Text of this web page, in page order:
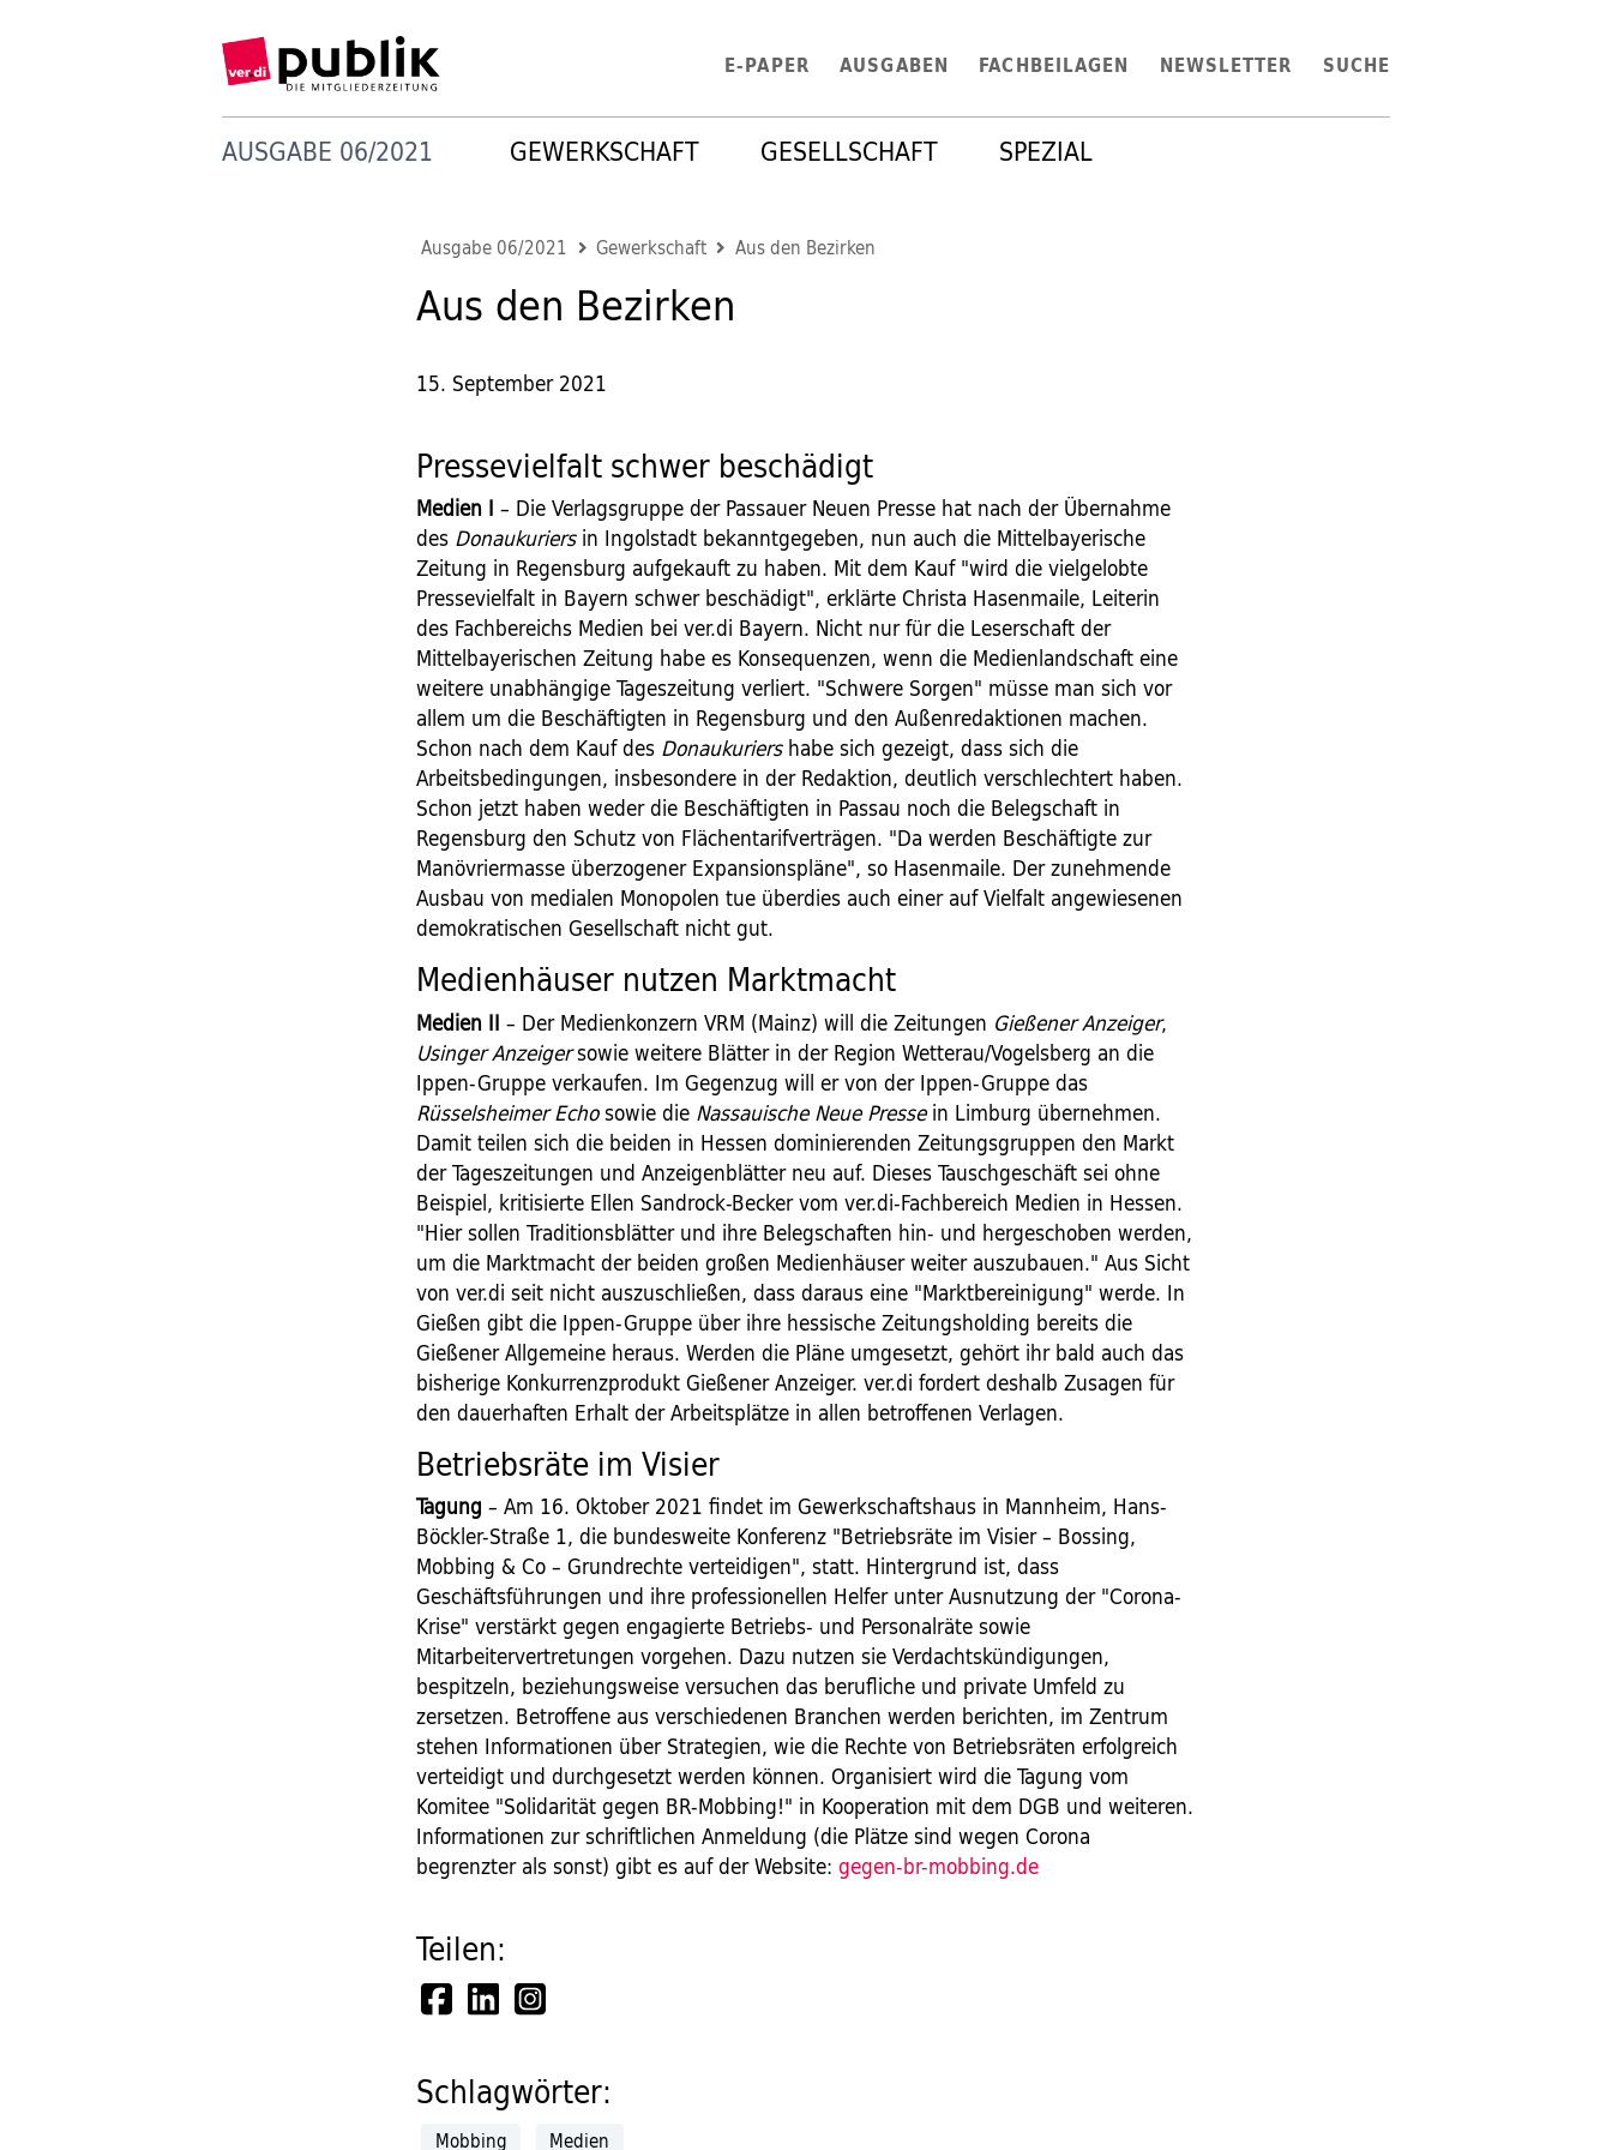
E-PAPER AUSGABEN FACHBEILAGEN NEWSLETTER SUCHE
AUSGABE 06/2021 GEWERKSCHAFT GESELLSCHAFT SPEZIAL
Ausgabe 06/2021 Gewerkschaft Aus den Bezirken
Aus den Bezirken
15. September 2021
Pressevielfalt schwer beschädigt
Medien I – Die Verlagsgruppe der Passauer Neuen Presse hat nach der Übernahme
des Donaukuriersin Ingolstadt bekanntgegeben, nun auch die Mittelbayerische
Zeitung in Regensburg aufgekauft zu haben. Mit dem Kauf "wird die vielgelobte
Pressevielfalt in Bayern schwer beschädigt", erklärte Christa Hasenmaile, Leiterin
des Fachbereichs Medien bei ver.di Bayern. Nicht nur für die Leserschaft der
Mittelbayerischen Zeitung habe es Konsequenzen, wenn die Medienlandschaft eine
weitere unabhängige Tageszeitung verliert. "Schwere Sorgen" müsse man sich vor
allem um die Beschäftigten in Regensburg und den Außenredaktionen machen.
Schon nach dem Kauf des Donaukuriershabe sich gezeigt, dass sich die
Arbeitsbedingungen, insbesondere in der Redaktion, deutlich verschlechtert haben.
Schon jetzt haben weder die Beschäftigten in Passau noch die Belegschaft in
Regensburg den Schutz von Flächentarifverträgen. "Da werden Beschäftigte zur
Manövriermasse überzogener Expansionspläne", so Hasenmaile. Der zunehmende
Ausbau von medialen Monopolen tue überdies auch einer auf Vielfalt angewiesenen
demokratischen Gesellschaft nicht gut.
Medienhäuser nutzen Marktmacht
Medien II – Der Medienkonzern VRM (Mainz) will die Zeitungen Gießener Anzeiger,
Usinger Anzeigersowie weitere Blätter in der Region Wetterau/Vogelsberg an die
Ippen-Gruppe verkaufen. Im Gegenzug will er von der Ippen-Gruppe das
Rüsselsheimer Echosowie die Nassauische Neue Pressein Limburg übernehmen.
Damit teilen sich die beiden in Hessen dominierenden Zeitungsgruppen den Markt
der Tageszeitungen und Anzeigenblätter neu auf. Dieses Tauschgeschäft sei ohne
Beispiel, kritisierte Ellen Sandrock-Becker vom ver.di-Fachbereich Medien in Hessen.
"Hier sollen Traditionsblätter und ihre Belegschaften hin- und hergeschoben werden,
um die Marktmacht der beiden großen Medienhäuser weiter auszubauen." Aus Sicht
von ver.di seit nicht auszuschließen, dass daraus eine "Marktbereinigung" werde. In
Gießen gibt die Ippen-Gruppe über ihre hessische Zeitungsholding bereits die
Gießener Allgemeine heraus. Werden die Pläne umgesetzt, gehört ihr bald auch das
bisherige Konkurrenzprodukt Gießener Anzeiger. ver.di fordert deshalb Zusagen für
den dauerhaften Erhalt der Arbeitsplätze in allen betroffenen Verlagen.
Betriebsräte im Visier
Tagung – Am 16. Oktober 2021 findet im Gewerkschaftshaus in Mannheim, Hans-
Böckler-Straße 1, die bundesweite Konferenz "Betriebsräte im Visier – Bossing,
Mobbing & Co – Grundrechte verteidigen", statt. Hintergrund ist, dass
Geschäftsführungen und ihre professionellen Helfer unter Ausnutzung der "Corona-
Krise" verstärkt gegen engagierte Betriebs- und Personalräte sowie
Mitarbeitervertretungen vorgehen. Dazu nutzen sie Verdachtskündigungen,
bespitzeln, beziehungsweise versuchen das berufliche und private Umfeld zu
zersetzen. Betroffene aus verschiedenen Branchen werden berichten, im Zentrum
stehen Informationen über Strategien, wie die Rechte von Betriebsräten erfolgreich
verteidigt und durchgesetzt werden können. Organisiert wird die Tagung vom
Komitee "Solidarität gegen BR-Mobbing!" in Kooperation mit dem DGB und weiteren.
Informationen zur schriftlichen Anmeldung (die Plätze sind wegen Corona
begrenzter als sonst) gibt es auf der Website:gegen-br-mobbing.de
Teilen:
Schlagwörter:
Mobbing Medien